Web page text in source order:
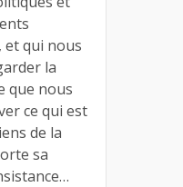
et qui nous
la
que nous
ce qui est
de la
sa